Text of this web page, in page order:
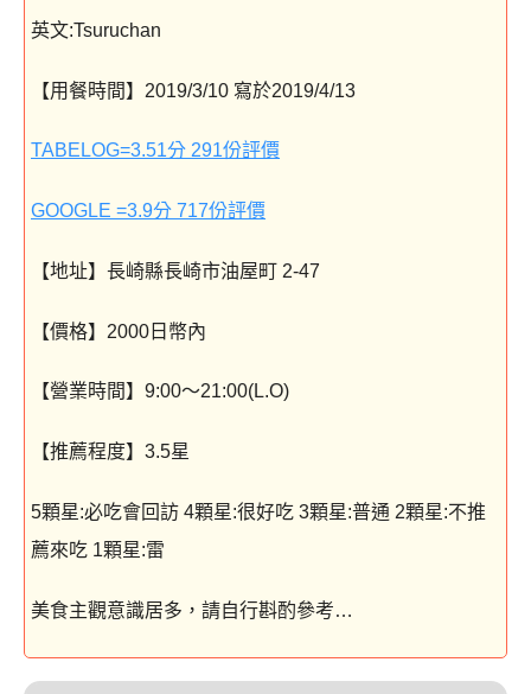
英文:Tsuruchan
【用餐時間】2019/3/10 寫於2019/4/13
TABELOG=3.51分 291份評價
GOOGLE =3.9分 717份評價
【地址】長崎縣長崎市油屋町 2-47
【價格】2000日幣內
【營業時間】9:00～21:00(L.O)
【推薦程度】3.5星
5顆星:必吃會回訪 4顆星:很好吃 3顆星:普通 2顆星:不推
薦來吃 1顆星:雷
美食主觀意識居多，請自行斟酌參考…